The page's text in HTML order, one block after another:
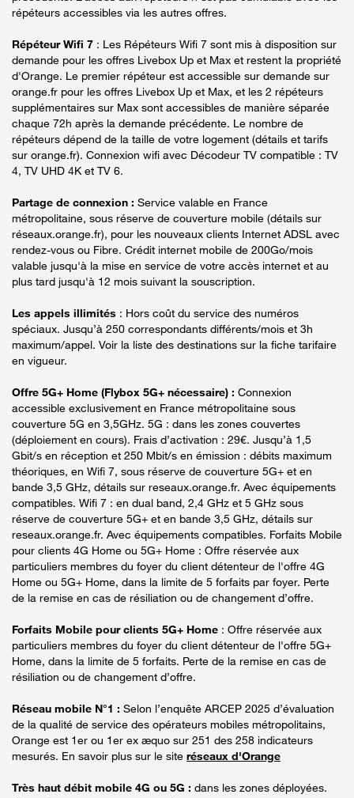
répéteurs accessibles via les autres offres.
Répéteur Wifi 7 : Les Répéteurs Wifi 7 sont mis à disposition sur
demande pour les offres Livebox Up et Max et restent la propriété
d'Orange. Le premier répéteur est accessible sur demande sur
orange.fr pour les offres Livebox Up et Max, et les 2 répéteurs
supplémentaires sur Max sont accessibles de manière séparée
chaque 72h après la demande précédente. Le nombre de
répéteurs dépend de la taille de votre logement (détails et tarifs
sur orange.fr). Connexion wifi avec Décodeur TV compatible : TV
4, TV UHD 4K et TV 6.
Partage de connexion : Service valable en France
métropolitaine, sous réserve de couverture mobile (détails sur
réseaux.orange.fr), pour les nouveaux clients Internet ADSL avec
rendez-vous ou Fibre. Crédit internet mobile de 200Go/mois
valable jusqu'à la mise en service de votre accès internet et au
plus tard jusqu'à 12 mois suivant la souscription.
Les appels illimités : Hors coût du service des numéros
spéciaux. Jusqu’à 250 correspondants différents/mois et 3h
maximum/appel. Voir la liste des destinations sur la fiche tarifaire
en vigueur.
Offre 5G+ Home (Flybox 5G+ nécessaire) : Connexion
accessible exclusivement en France métropolitaine sous
couverture 5G en 3,5GHz. 5G : dans les zones couvertes
(déploiement en cours). Frais d’activation : 29€. Jusqu’à 1,5
Gbit/s en réception et 250 Mbit/s en émission : débits maximum
théoriques, en Wifi 7, sous réserve de couverture 5G+ et en
bande 3,5 GHz, détails sur reseaux.orange.fr. Avec équipements
compatibles. Wifi 7 : en dual band, 2,4 GHz et 5 GHz sous
réserve de couverture 5G+ et en bande 3,5 GHz, détails sur
reseaux.orange.fr. Avec équipements compatibles. Forfaits Mobile
pour clients 4G Home ou 5G+ Home : Offre réservée aux
particuliers membres du foyer du client détenteur de l'offre 4G
Home ou 5G+ Home, dans la limite de 5 forfaits par foyer. Perte
de la remise en cas de résiliation ou de changement d’offre.
Forfaits Mobile pour clients 5G+ Home : Offre réservée aux
particuliers membres du foyer du client détenteur de l'offre 5G+
Home, dans la limite de 5 forfaits. Perte de la remise en cas de
résiliation ou de changement d’offre.
Réseau mobile N°1 : Selon l’enquête ARCEP 2025 d’évaluation
de la qualité de service des opérateurs mobiles métropolitains,
Orange est 1er ou 1er ex æquo sur 251 des 258 indicateurs
mesurés. En savoir plus sur le site réseaux d'Orange
Très haut débit mobile 4G ou 5G : dans les zones déployées.